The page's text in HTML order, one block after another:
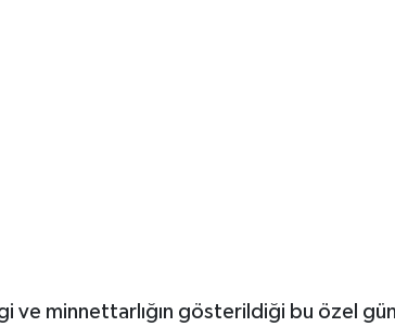
minnettarlığın gösterildiği bu özel gün